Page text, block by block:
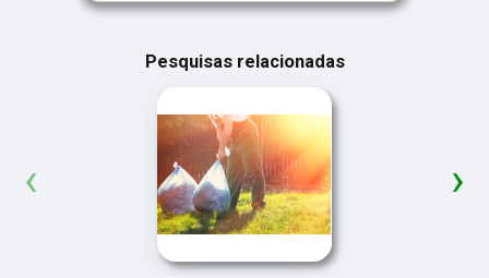
Pesquisas relacionadas
‹ ›